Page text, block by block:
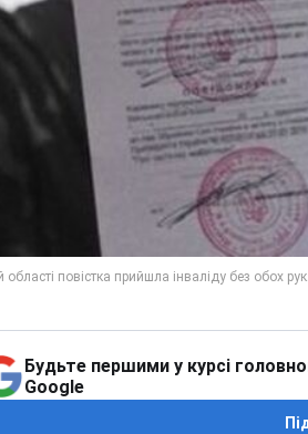
Будьте першими у курсі
Google